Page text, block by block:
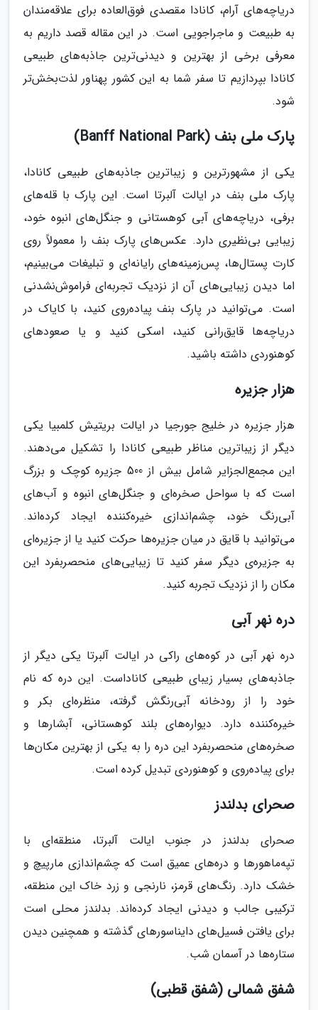
دریاچه‌های آرام، کانادا مقصدی فوق‌العاده برای علاقه‌مندان
به طبیعت و ماجراجویی است. در این مقاله قصد داریم به
معرفی برخی از بهترین و دیدنی‌ترین جاذبه‌های طبیعی
کانادا بپردازیم تا سفر شما به این کشور پهناور لذت‌بخش‌تر
شود.
پارک ملی بنف (Banff National Park)
یکی از مشهورترین و زیباترین جاذبه‌های طبیعی کانادا،
پارک ملی بنف در ایالت آلبرتا است. این پارک با قله‌های
برفی، دریاچه‌های آبی کوهستانی و جنگل‌های انبوه خود،
زیبایی بی‌نظیری دارد. عکس‌های پارک بنف را معمولاً روی
کارت پستال‌ها، پس‌زمینه‌های رایانه‌ای و تبلیغات می‌بینیم،
اما دیدن زیبایی‌های آن از نزدیک تجربه‌ای فراموش‌نشدنی
است. می‌توانید در پارک بنف پیاده‌روی کنید، با کایاک در
دریاچه‌ها قایق‌رانی کنید، اسکی کنید و یا صعودهای
کوهنوردی داشته باشید.
هزار جزیره
هزار جزیره در خلیج جورجیا در ایالت بریتیش کلمبیا یکی
دیگر از زیباترین مناظر طبیعی کانادا را تشکیل می‌دهند.
این مجمع‌الجزایر شامل بیش از 500 جزیره کوچک و بزرگ
است که با سواحل صخره‌ای و جنگل‌های انبوه و آب‌های
آبی‌رنگ خود، چشم‌اندازی خیره‌کننده ایجاد کرده‌اند.
می‌توانید با قایق در میان جزیره‌ها حرکت کنید یا از جزیره‌ای
به جزیره‌ی دیگر سفر کنید تا زیبایی‌های منحصربفرد این
مکان را از نزدیک تجربه کنید.
دره نهر آبی
دره نهر آبی در کوه‌های راکی در ایالت آلبرتا یکی دیگر از
جاذبه‌های بسیار زیبای طبیعی کاناداست. این دره که نام
خود را از رودخانه آبی‌رنگش گرفته، منظره‌ای بکر و
خیره‌کننده دارد. دیواره‌های بلند کوهستانی، آبشارها و
صخره‌های منحصربفرد این دره را به یکی از بهترین مکان‌ها
برای پیاده‌روی و کوهنوردی تبدیل کرده است.
صحرای بدلندز
صحرای بدلندز در جنوب ایالت آلبرتا، منطقه‌ای با
تپه‌ماهورها و دره‌های عمیق است که چشم‌اندازی مارپیچ و
خشک دارد. رنگ‌های قرمز، نارنجی و زرد خاک این منطقه،
ترکیبی جالب و دیدنی ایجاد کرده‌اند. بدلندز محلی است
برای یافتن فسیل‌های دایناسورهای گذشته و همچنین دیدن
ستاره‌ها در آسمان شب.
شفق شمالی (شفق قطبی)